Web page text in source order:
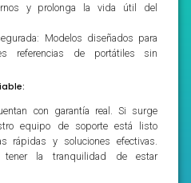
y prolonga la vida útil del
Modelos diseñados para
referencias de portátiles sin
con garantía real. Si surge
equipo de soporte está listo
rápidas y soluciones efectivas.
tener la tranquilidad de estar